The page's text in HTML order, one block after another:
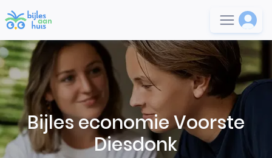
Bijles economie Voorste
Diesdonk